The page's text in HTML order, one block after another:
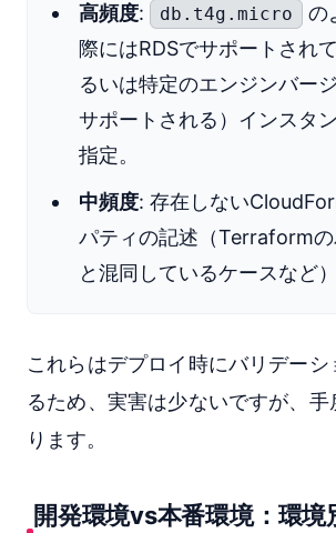
高頻度: db.t4g.micro
の
際にはRDSでサポートされ
るいは特定のエンジンバー
サポートされる）インスタ
指定。
中頻度: 存在しない
パティの記述（Terraformの
と混同しているケースなど）
これらはデプロイ時にバリデー
るため、実害は少ないですが、
ります。
開発環境vs本番環境：環